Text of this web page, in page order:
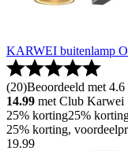
KARWEI buitenlamp
(20)Beoordeeld met
14.99 met Club Karwei
25% korting25%
25% korting,
19.99